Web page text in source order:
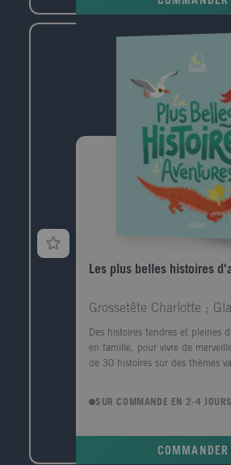
Les plus belles histoires
Des histoires tendres et pleines
en famille, pour vivre de
de 30 histoires sur des thèmes
magiques, dinosaures? pour
chaque soir !Avec un tableau
SUR COMMANDE EN 2-4 JOURS
COMMANDER